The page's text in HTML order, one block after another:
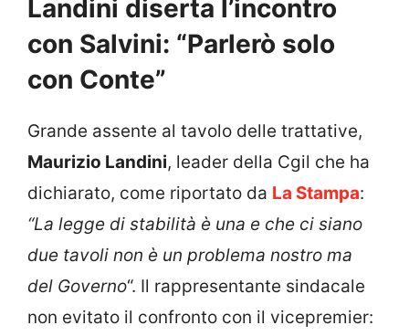
Landini diserta l’incontro
con Salvini: “Parlerò solo
con Conte”
Grande assente al tavolo delle trattative,
Maurizio Landini, leader della Cgil che ha
dichiarato, come riportato da La Stampa:
“La legge di stabilità è una e che ci siano
due tavoli non è un problema nostro ma
del Governo“. Il rappresentante sindacale
non evitato il confronto con il vicepremier: